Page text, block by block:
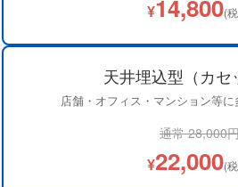
¥14,800(
天井埋込型（カセ
店舗・オフィス・マンション等
通常 28,000
¥22,000(